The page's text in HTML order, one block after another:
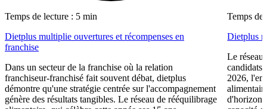
Temps de lecture : 5 min
Dietplus multiplie ouvertures et récompenses en
franchise
Dans un secteur de la franchise où la relation
franchiseur-franchisé fait souvent débat, dietplus
démontre qu'une stratégie centrée sur l'accompagnement
génère des résultats tangibles. Le réseau de rééquilibrage
Temps de
Dietplus
Le réseau
candidats
2026,